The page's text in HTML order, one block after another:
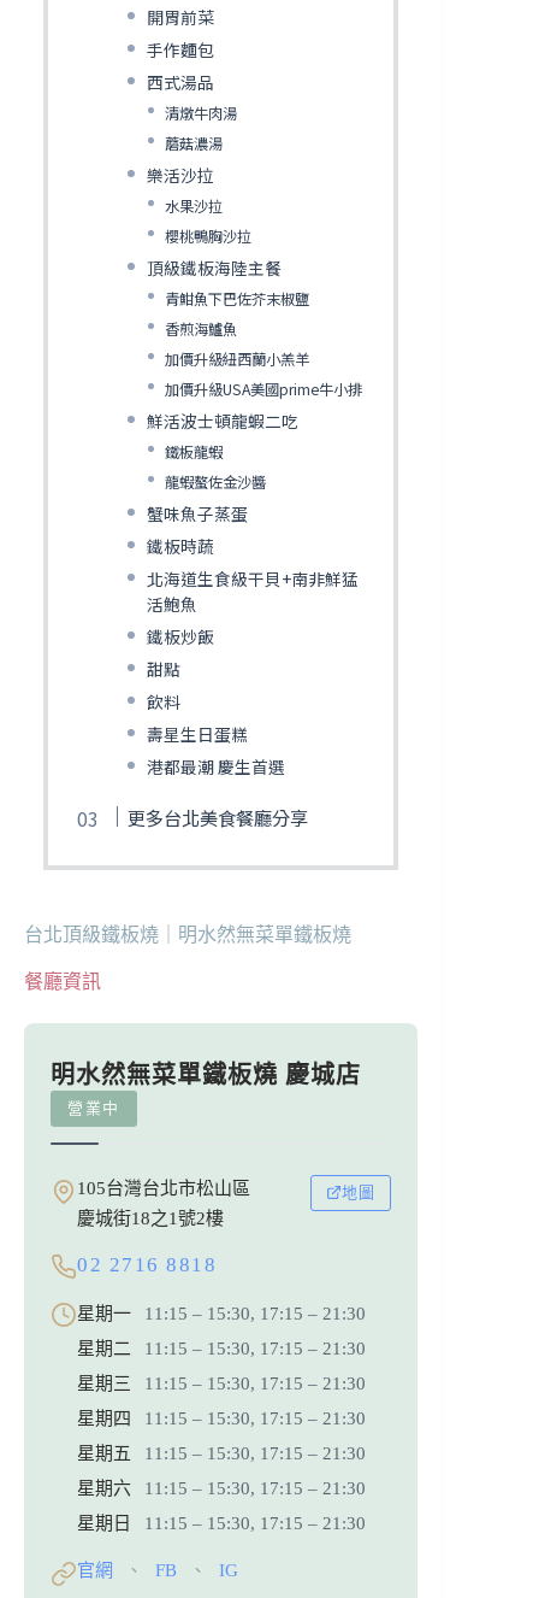
開胃前菜
手作麵包
西式湯品
清燉牛肉湯
蘑菇濃湯
樂活沙拉
水果沙拉
櫻桃鴨胸沙拉
頂級鐵板海陸主餐
青魽魚下巴佐芥末椒鹽
香煎海鱸魚
加價升級紐西蘭小羔羊
加價升級USA美國prime牛小排
鮮活波士頓龍蝦二吃
鐵板龍蝦
龍蝦螯佐金沙醬
蟹味魚子蒸蛋
鐵板時蔬
北海道生食級干貝+南非鮮猛
活鮑魚
鐵板炒飯
甜點
飲料
壽星生日蛋糕
港都最潮 慶生首選
更多台北美食餐廳分享
台北頂級鐵板燒｜明水然無菜單鐵板燒
餐廳資訊
明水然無菜單鐵板燒 慶城店
營業中
105台灣台北市松山區
慶城街18之1號2樓
地圖
02 2716 8818
星期一
11:15 – 15:30, 17:15 – 21:30
星期二
11:15 – 15:30, 17:15 – 21:30
星期三
11:15 – 15:30, 17:15 – 21:30
星期四
11:15 – 15:30, 17:15 – 21:30
星期五
11:15 – 15:30, 17:15 – 21:30
星期六
11:15 – 15:30, 17:15 – 21:30
星期日
11:15 – 15:30, 17:15 – 21:30
官網 、 FB 、 IG